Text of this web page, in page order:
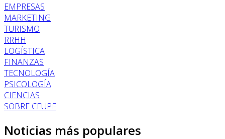
EMPRESAS
MARKETING
TURISMO
RRHH
LOGÍSTICA
FINANZAS
TECNOLOGÍA
PSICOLOGÍA
CIENCIAS
SOBRE CEUPE
Noticias más populares